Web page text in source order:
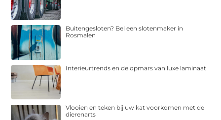
Buitengesloten? Bel een slotenmaker in
Rosmalen
Interieurtrends en de opmars van luxe laminaat
Vlooien en teken bij uw kat voorkomen met de
dierenarts